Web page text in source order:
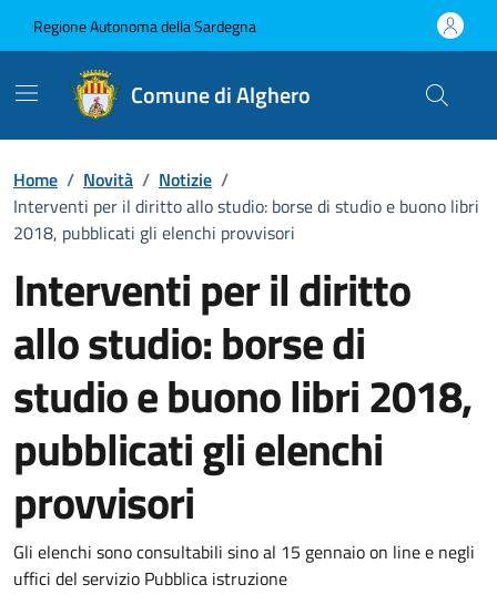
Regione Autonoma della Sardegna
Comune di Alghero
Home / Novità / Notizie /
Interventi per il diritto allo studio: borse di studio e buono libri
2018, pubblicati gli elenchi provvisori
Interventi per il diritto
allo studio: borse di
studio e buono libri 2018,
pubblicati gli elenchi
provvisori
Dettagli della notizia
Gli elenchi sono consultabili sino al 15 gennaio on line e negli
uffici del servizio Pubblica istruzione